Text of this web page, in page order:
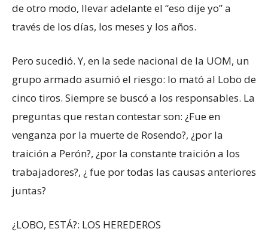
de otro modo, llevar adelante el “eso dije yo” a
través de los días, los meses y los años.
Pero sucedió. Y, en la sede nacional de la UOM, un
grupo armado asumió el riesgo: lo mató al Lobo de
cinco tiros. Siempre se buscó a los responsables. La
preguntas que restan contestar son: ¿Fue en
venganza por la muerte de Rosendo?, ¿por la
traición a Perón?, ¿por la constante traición a los
trabajadores?, ¿ fue por todas las causas anteriores
juntas?
¿LOBO, ESTÁ?: LOS HEREDEROS